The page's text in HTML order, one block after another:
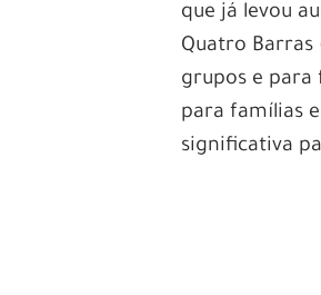
que já levou
Quatro Barras
grupos e para
para famílias
significativa